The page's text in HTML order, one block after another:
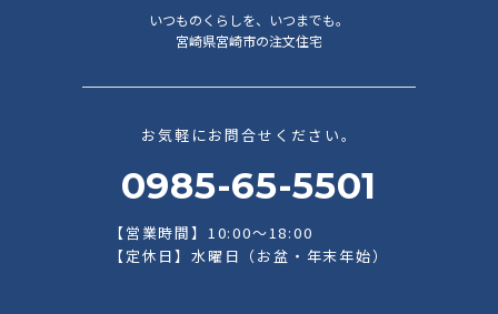
いつものくらしを、いつまでも。
宮崎県宮崎市の注文住宅
お気軽にお問合せください。
0985-65-5501
【営業時間】10:00～18:00
【定休日】水曜日（お盆・年末年始）